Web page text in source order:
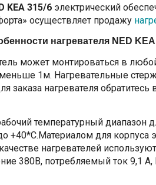
KEA 315/6 электрический
осуществляет продажу
нагревателя NED KEA
может монтироваться в
1м. Нагревательные
заказа нагревателя
температурный диапазон
+40*С.Материалом для корпуса
нагревателей
380В, потребляемый ток 9,1 А,